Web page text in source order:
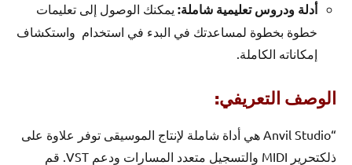
أدلة ودروس تعليمية شاملة: يمكنك الوصول إلى تعليمات
خطوة بخطوة لمساعدتك في البدء في استخدام واستكشاف
إمكاناته الكاملة.
الوصف التعريفي:
“Anvil Studio هي أداة شاملة لإنتاج الموسيقى توفر علاوة على
ذلكتحرير MIDI والتسجيل متعدد المسارات ودعم VST. قم